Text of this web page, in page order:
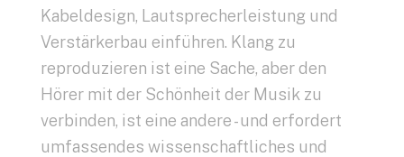
Kabeldesign, Lautsprecherleistung und
Verstärkerbau einführen. Klang zu
reproduzieren ist eine Sache, aber den
Hörer mit der Schönheit der Musik zu
verbinden, ist eine andere - und erfordert
umfassendes wissenschaftliches und